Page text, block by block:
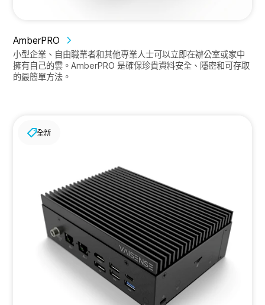
AmberPRO
小型企業、自由職業者和其他專業人士可以立即在辦公室或家中
擁有自己的雲。AmberPRO 是確保珍貴資料安全、隱密和可存取
的最簡單方法。
全新